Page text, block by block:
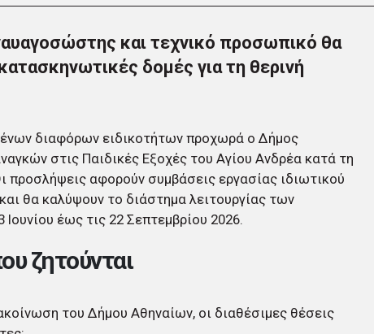
και τεχνικό προσωπικό θα
δομές για τη θερινή
διαφόρων ειδικοτήτων προχωρά ο Δήμος
στις Παιδικές Εξοχές του Αγίου Ανδρέα κατά τη
προσλήψεις αφορούν συμβάσεις εργασίας ιδιωτικού
θα καλύψουν το διάστημα λειτουργίας των
έως τις 22 Σεπτεμβρίου 2026.
ζητούνται
του Δήμου Αθηναίων, οι διαθέσιμες θέσεις